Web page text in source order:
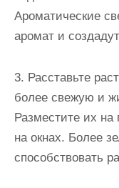
Ароматические
аромат и
3. Расставьте
более свежую и
Разместите их на
на окнах. Более
способствовать